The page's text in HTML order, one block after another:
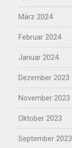
März 2024
Februar 2024
Januar 2024
Dezember 2023
November 2023
Oktober 2023
September 2023